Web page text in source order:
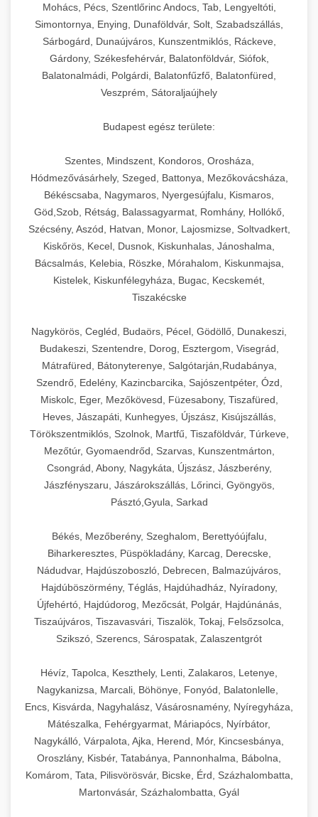
kereskedelmi tésztakeverő
állítható vastagság beállítással.
chef-iparikonyhagepek.hu
professzionális élelmiszer szeletelő
Kereskedelmi vákuumcsomagoló berendezések
élelmiszerek tartósításához. Hosszabbítsa a
szavatossági időt és tartsa meg a termék
frissességét.
🎁 23. Vákuumfóliázó Gép +
Ipari vákuumfóliázó gépek professzionális
Hatékony lezárási és tartósítási megoldások.
chef-iparikonyhagepek.hu
kereskedelmi csomagoló gép
professzionális konyhák számára. Nagy
kapacitású sütő- és főzőberendezés precíz
hőmérséklet-szabályozással.
chef-iparikonyhagepek.hu
kereskedelmi sütősütő
❄️ 25. Ipari Hűtőszekrény +
Professzionális hűtőegységek és hűtőkamrák
kereskedelmi konyhák számára.
Energiahatékony hűtési megoldások nagy
kapacitással.
chef-iparikonyhagepek.hu
💧 26. Ipari Mosogatógép +
Kereskedelmi mosogatóberendezések nagy
forgalmú éttermi műveletekhez. Gyors tisztítási
ciklusok fertőtlenítési képességekkel.
chef-iparikonyhagepek.hu
🧀 27. Ipari Sajtreszelő Gép +
élelmiszer-előkészítéshez. Különböző reszelési
méretek különböző alkalmazásokhoz.
chef-iparikonyhagepek.hu
kereskedelmi sajtreszelő
🍳 28. Nagykonyhai
Berendezések
+
Teljes körű nagykonyhai berendezések és
professzionális vendéglátóipari kellékek.
Minden, ami szükséges éttermi és catering
műveletekhez.
chef-iparikonyhagepek.hu
kereskedelmi konyhai megoldások
Mohács, Pécs, Szentlőrinc Andocs, Tab, Lengyeltóti,
Simontornya, Enying, Dunaföldvár, Solt, Szabadszállás,
Sárbogárd, Dunaújváros, Kunszentmiklós, Ráckeve,
Gárdony, Székesfehérvár, Balatonföldvár, Siófok,
Balatonalmádi, Polgárdi, Balatonfűzfő, Balatonfüred,
Veszprém, Sátoraljaújhely
Budapest egész területe:
Szentes, Mindszent, Kondoros, Orosháza,
Hódmezővásárhely, Szeged, Battonya, Mezőkovácsháza,
Békéscsaba, Nagymaros, Nyergesújfalu, Kismaros,
Göd,Szob, Rétság, Balassagyarmat, Romhány, Hollókő,
Szécsény, Aszód, Hatvan, Monor, Lajosmizse, Soltvadkert,
Kiskőrös, Kecel, Dusnok, Kiskunhalas, Jánoshalma,
Bácsalmás, Kelebia, Röszke, Mórahalom, Kiskunmajsa,
Kistelek, Kiskunfélegyháza, Bugac, Kecskemét,
Tiszakécske
Nagykörös, Cegléd, Budaörs, Pécel, Gödöllő, Dunakeszi,
Budakeszi, Szentendre, Dorog, Esztergom, Visegrád,
Mátrafüred, Bátonyterenye, Salgótarján,Rudabánya,
Szendrő, Edelény, Kazincbarcika, Sajószentpéter, Ózd,
Miskolc, Eger, Mezőkövesd, Füzesabony, Tiszafüred,
Heves, Jászapáti, Kunhegyes, Újszász, Kisújszállás,
Törökszentmiklós, Szolnok, Martfű, Tiszaföldvár, Túrkeve,
Mezőtúr, Gyomaendrőd, Szarvas, Kunszentmárton,
Csongrád, Abony, Nagykáta, Újszász, Jászberény,
Jászfényszaru, Jászárokszállás, Lőrinci, Gyöngyös,
Pásztó,Gyula, Sarkad
Békés, Mezőberény, Szeghalom, Berettyóújfalu,
Biharkeresztes, Püspökladány, Karcag, Derecske,
Nádudvar, Hajdúszoboszló, Debrecen, Balmazújváros,
Hajdúböszörmény, Téglás, Hajdúhadház, Nyíradony,
Újfehértó, Hajdúdorog, Mezőcsát, Polgár, Hajdúnánás,
Tiszaújváros, Tiszavasvári, Tiszalök, Tokaj, Felsőzsolca,
Szikszó, Szerencs, Sárospatak, Zalaszentgrót
Hévíz, Tapolca, Keszthely, Lenti, Zalakaros, Letenye,
Nagykanizsa, Marcali, Böhönye, Fonyód, Balatonlelle,
Encs, Kisvárda, Nagyhalász, Vásárosnamény, Nyíregyháza,
Mátészalka, Fehérgyarmat, Máriapócs, Nyírbátor,
Nagykálló, Várpalota, Ajka, Herend, Mór, Kincsesbánya,
Oroszlány, Kisbér, Tatabánya, Pannonhalma, Bábolna,
Komárom, Tata, Pilisvörösvár, Bicske, Érd, Százhalombatta,
Martonvásár, Százhalombatta, Gyál